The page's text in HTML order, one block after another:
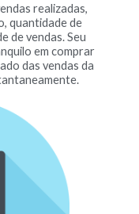
realizadas,
quantidade de
de vendas. Seu
em comprar
das vendas da